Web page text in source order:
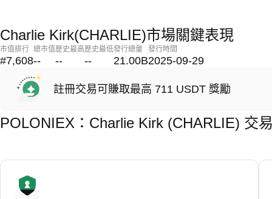
Charlie Kirk(CHARLIE)市場關鍵表現
市值排行
#7,608
總市值
--
歷史最高
--
歷史最低
--
發行總量
21.00B
發行時間
2025-09-29
註冊交易可賺取最高 711 USDT 獎勵
POLONIEX：Charlie Kirk (CHARLIE) 交